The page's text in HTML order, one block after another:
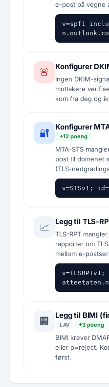
e-post på vegne
v=spf1
🚨 Konfigurer
Ingen DKIM-
mottakere
kom fra deg og
🔐
Konfigurer
+12 poeng
MTA-STS
post til domenet
(TLS-
v=STSv1;
📈 Legg til TLS-
TLS-RPT
rapporter om
mellom e-
🏢
Legg til BIMI
LAV +3 poeng
BIMI krever
eller p=reject.
først.